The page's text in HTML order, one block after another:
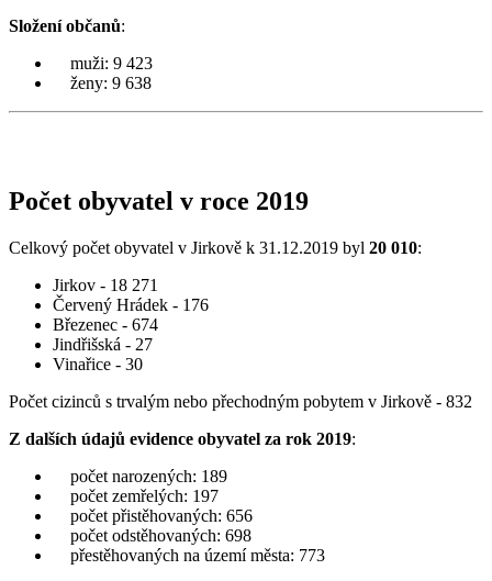
Složení občanů:
muži: 9 423
ženy: 9 638
Počet obyvatel v roce 2019
Celkový počet obyvatel v Jirkově k 31.12.2019 byl 20 010:
Jirkov - 18 271
Červený Hrádek - 176
Březenec - 674
Jindřišská - 27
Vinařice - 30
Počet cizinců s trvalým nebo přechodným pobytem v Jirkově - 832
Z dalších údajů evidence obyvatel za rok 2019:
počet narozených: 189
počet zemřelých: 197
počet přistěhovaných: 656
počet odstěhovaných: 698
přestěhovaných na území města: 773